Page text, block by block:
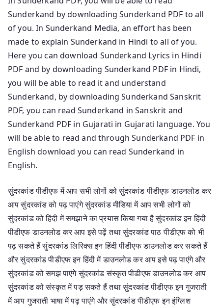
Sunderkand by downloading Sunderkand PDF to all
of you. In Sunderkand Media, an effort has been
made to explain Sunderkand in Hindi to all of you.
Here you can download Sunderkand Lyrics in Hindi
PDF and by downloading Sunderkand PDF in Hindi,
you will be able to read it and understand
Sunderkand, by downloading Sunderkand Sanskrit
PDF, you can read Sunderkand in Sanskrit and
Sunderkand PDF in Gujarati in Gujarati language. You
will be able to read and through Sunderkand PDF in
English download you can read Sunderkand in
English.
सुंदरकांड पीडीएफ में आप सभी लोगों को सुंदरकांड पीडीएफ डाउनलोड कर
आप सुंदरकांड को पढ़ पाएंगे सुंदरकांड मीडिया में आप सभी लोगों को
सुंदरकांड को हिंदी में समझाने का प्रयास किया गया है सुंदरकांड इन हिंदी
पीडीएफ डाउनलोड कर आप इसे पढ़ें तथा सुंदरकांड पाठ पीडीएफ को भी
पढ़ सकते हैं सुंदरकांड लिरिक्स इन हिंदी पीडीएफ डाउनलोड कर सकते हैं
और सुंदरकांड पीडीएफ इन हिंदी में डाउनलोड कर आप इसे पढ़ पाएंगे और
सुंदरकांड को समझ पाएंगे सुंदरकांड संस्कृत पीडीएफ डाउनलोड कर आप
सुंदरकांड को संस्कृत में पड़ सकते हैं तथा सुंदरकांड पीडीएफ इन गुजराती
में आप गुजराती भाषा में पढ़ पाएंगे और सुंदरकांड पीडीएफ इन इंग्लिश